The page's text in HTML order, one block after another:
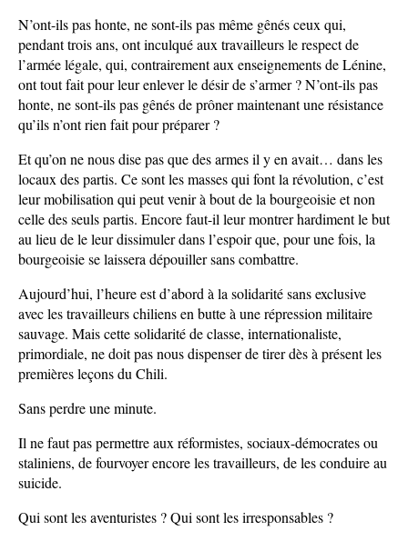
N’ont-ils pas honte, ne sont-ils pas même gênés ceux qui,
pendant trois ans, ont inculqué aux travailleurs le respect de
l’armée légale, qui, contrairement aux enseignements de Lénine,
ont tout fait pour leur enlever le désir de s’armer ? N’ont-ils pas
honte, ne sont-ils pas gênés de prôner maintenant une résistance
qu’ils n’ont rien fait pour préparer ?
Et qu’on ne nous dise pas que des armes il y en avait… dans les
locaux des partis. Ce sont les masses qui font la révolution, c’est
leur mobilisation qui peut venir à bout de la bourgeoisie et non
celle des seuls partis. Encore faut-il leur montrer hardiment le but
au lieu de le leur dissimuler dans l’espoir que, pour une fois, la
bourgeoisie se laissera dépouiller sans combattre.
Aujourd’hui, l’heure est d’abord à la solidarité sans exclusive
avec les travailleurs chiliens en butte à une répression militaire
sauvage. Mais cette solidarité de classe, internationaliste,
primordiale, ne doit pas nous dispenser de tirer dès à présent les
premières leçons du Chili.
Sans perdre une minute.
Il ne faut pas permettre aux réformistes, sociaux-démocrates ou
staliniens, de fourvoyer encore les travailleurs, de les conduire au
suicide.
Qui sont les aventuristes ? Qui sont les irresponsables ?